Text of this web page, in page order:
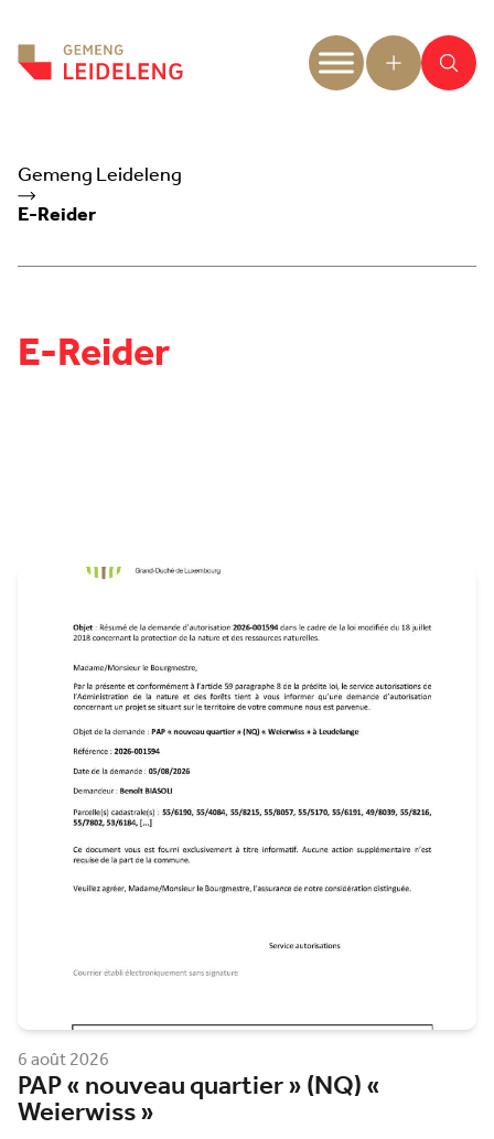
Gemeng Leideleng
E-Reider
E-Reider
6 août 2026
PAP « nouveau quartier » (NQ) «
Weierwiss »